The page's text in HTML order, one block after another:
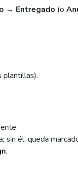
→ Entregado (o
plantillas).
sin él, queda
.